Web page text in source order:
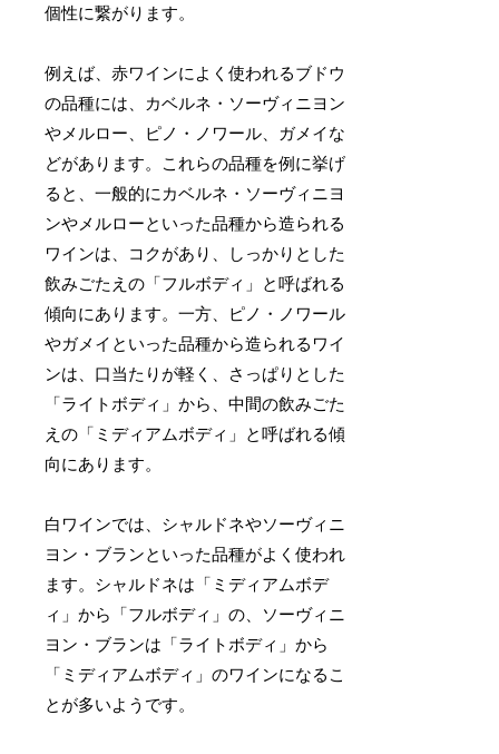
個性に繋がります。
例えば、赤ワインによく使われるブドウ
の品種には、カベルネ・ソーヴィニヨン
やメルロー、ピノ・ノワール、ガメイな
どがあります。これらの品種を例に挙げ
ると、一般的にカベルネ・ソーヴィニヨ
ンやメルローといった品種から造られる
ワインは、コクがあり、しっかりとした
飲みごたえの「フルボディ」と呼ばれる
傾向にあります。一方、ピノ・ノワール
やガメイといった品種から造られるワイ
ンは、口当たりが軽く、さっぱりとした
「ライトボディ」から、中間の飲みごた
えの「ミディアムボディ」と呼ばれる傾
向にあります。
白ワインでは、シャルドネやソーヴィニ
ヨン・ブランといった品種がよく使われ
ます。シャルドネは「ミディアムボデ
ィ」から「フルボディ」の、ソーヴィニ
ヨン・ブランは「ライトボディ」から
「ミディアムボディ」のワインになるこ
とが多いようです。